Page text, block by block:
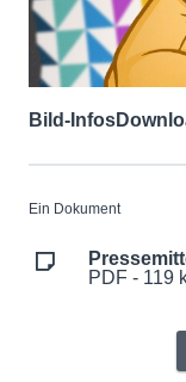
Bild-Infos
Ein Dokument
PDF - 119